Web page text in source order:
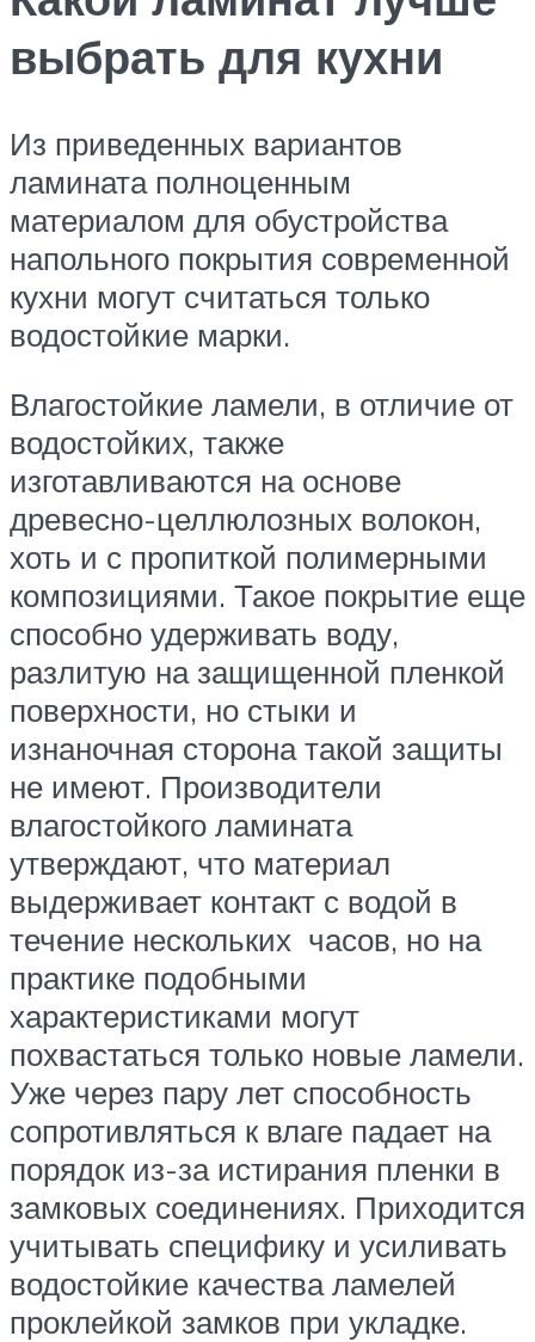
выбрать для кухни
Из приведенных вариантов
ламината полноценным
материалом для обустройства
напольного покрытия современной
кухни могут считаться только
водостойкие марки.
Влагостойкие ламели, в отличие от
водостойких, также
изготавливаются на основе
древесно-целлюлозных волокон,
хоть и с пропиткой полимерными
композициями. Такое покрытие еще
способно удерживать воду,
разлитую на защищенной пленкой
поверхности, но стыки и
изнаночная сторона такой защиты
не имеют. Производители
влагостойкого ламината
утверждают, что материал
выдерживает контакт с водой в
течение нескольких часов, но на
практике подобными
характеристиками могут
похвастаться только новые ламели.
Уже через пару лет способность
сопротивляться к влаге падает на
порядок из-за истирания пленки в
замковых соединениях. Приходится
учитывать специфику и усиливать
водостойкие качества ламелей
проклейкой замков при укладке.